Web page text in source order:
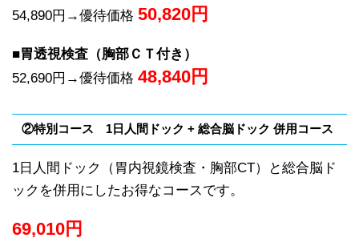
54,890円→優待価格 50,820円
■胃透視検査（胸部ＣＴ付き）
52,690円→優待価格 48,840円
②特別コース 1日人間ドック + 総合脳ドック 併用コース
1日人間ドック（胃内視鏡検査・胸部CT）と総合脳ド
ックを併用にしたお得なコースです。
69,010円